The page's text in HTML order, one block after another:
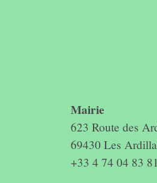
Mairie
623 Route des
69430 Les
+33 4 74 04 83 81